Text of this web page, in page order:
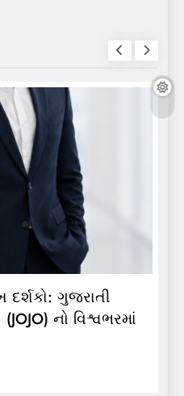
માટે ‘ભારતગેસ
કંપોઝિટ સિલિન્ડરનું